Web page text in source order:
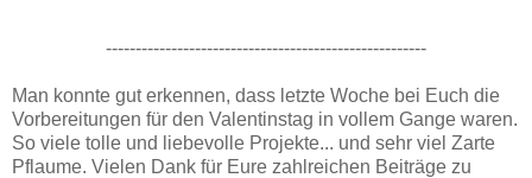
------------------------------------------------------
Man konnte gut erkennen, dass letzte Woche bei Euch die
Vorbereitungen für den Valentinstag in vollem Gange waren.
So viele tolle und liebevolle Projekte... und sehr viel Zarte
Pflaume. Vielen Dank für Eure zahlreichen Beiträge zu